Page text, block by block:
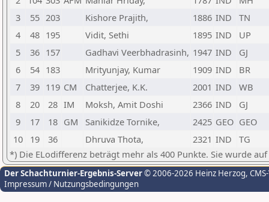
3
55 203 Kishore Prajith, 1886 IND
TN
4
48 195 Vidit, Sethi 1895 IND
UP
5
36 157 Gadhavi Veerbhadrasinh, 1947 IND
GJ
6
54 183 Mrityunjay, Kumar 1909 IND
BR
7
39 119 CM Chatterjee, K.K. 2001 IND
WB
8
20 28 IM Moksh, Amit Doshi 2366 IND
GJ
9
17 18 GM Sanikidze Tornike, 2425 GEO GEO
10
19 36 Dhruva Thota, 2321 IND
TG
*) Die ELodifferenz beträgt mehr als 400 Punkte. Sie wurde
Der Schachturnier-Ergebnis-Server© 2006-2026 Heinz Herzog,
Impressum / Nutzungsbedingungen